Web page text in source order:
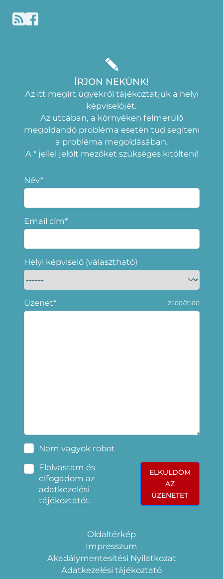
ÍRJON NEKÜNK!
Az itt megírt ügyekről tájékoztatjuk a helyi
képviselójét.
Az utcában, a környéken felmerülő
megoldandó probléma esetén tud segíteni
a probléma megoldásában.
A * jellel jelölt mezőket szükséges kitölteni!
Név*
Email cím*
Helyi képviselő (választható)
Üzenet* 2500/2500
Nem vagyok robot
Elolvastam és
elfogadom az
adatkezelési
tájékoztatót.
ELKÜLDÖM
AZ
ÜZENETET
Oldaltérkép
Impresszum
Akadálymentesítési Nyilatkozat
Adatkezelési tájékoztató